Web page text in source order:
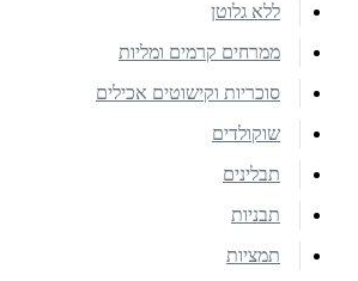
ללא גלוטן
ממרחים קרמים ומליות
סוכריות וקישוטים אכילים
שוקולדים
תבלינים
תבניות
תמציות